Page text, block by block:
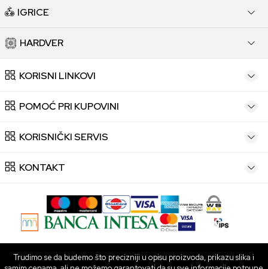
IGRICE
HARDVER
KORISNI LINKOVI
POMOĆ PRI KUPOVINI
KORISNIČKI SERVIS
KONTAKT
Trudimo se da budemo što precizniji u opisu proizvoda, prikazu slika i